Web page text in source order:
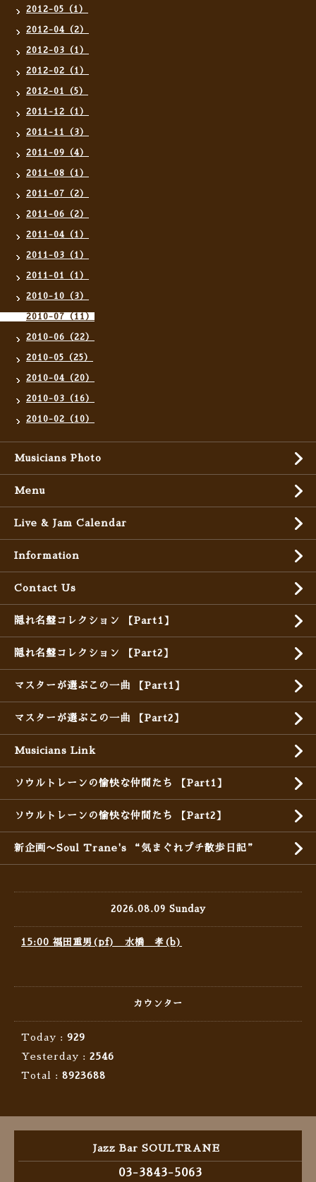
2012-05（1）
2012-04（2）
2012-03（1）
2012-02（1）
2012-01（5）
2011-12（1）
2011-11（3）
2011-09（4）
2011-08（1）
2011-07（2）
2011-06（2）
2011-04（1）
2011-03（1）
2011-01（1）
2010-10（3）
2010-07（11）
2010-06（22）
2010-05（25）
2010-04（20）
2010-03（16）
2010-02（10）
Musicians Photo
Menu
Live & Jam Calendar
Information
Contact Us
隠れ名盤コレクション 【Part1】
隠れ名盤コレクション 【Part2】
マスターが選ぶこの一曲 【Part1】
マスターが選ぶこの一曲 【Part2】
Musicians Link
ソウルトレーンの愉快な仲間たち 【Part1】
ソウルトレーンの愉快な仲間たち 【Part2】
新企画〜Soul Trane's “気まぐれプチ散歩日記”
2026.08.09 Sunday
15:00 福田重男(pf) 水橋 孝(b)
カウンター
Today : 929
Yesterday : 2546
Total : 8923688
Jazz Bar SOULTRANE
03-3843-5063